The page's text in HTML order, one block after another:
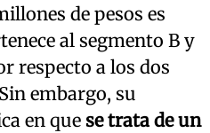
de pesos es
al segmento B y
respecto a los dos
embargo, su
en que se trata de un